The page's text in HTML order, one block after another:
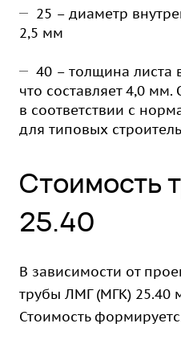
25 – диаметр
2,5 мм
40 – толщина листа
что составляет 4,0
в соответствии с
для типовых
Стоимость
25.40
В зависимости от
трубы ЛМГ (МГК) 25.40
Стоимость